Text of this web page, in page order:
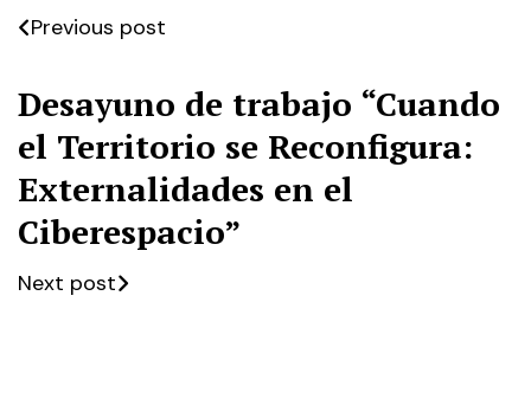
Previous post
Desayuno de trabajo “Cuando
el Territorio se Reconfigura:
Externalidades en el
Ciberespacio”
Next post